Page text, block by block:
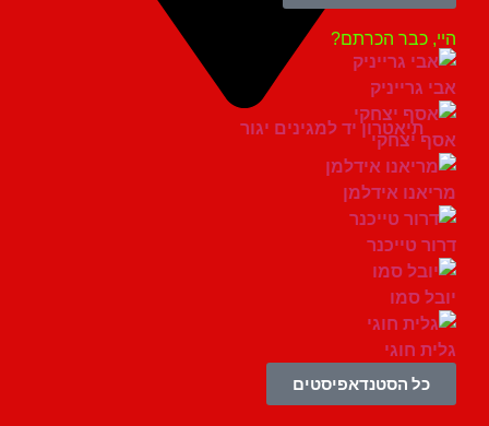
תיאטרון יד למגינים יגור
כבר הכרתם?
גרייניק
יצחקי
אידלמן
טייכנר
סמו
חוגי
כל הסטנדאפיסטים